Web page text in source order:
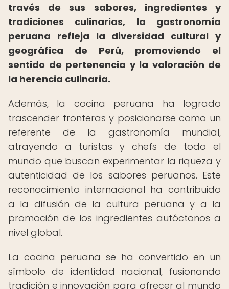
través de sus sabores, ingredientes y
tradiciones culinarias, la gastronomía
peruana refleja la diversidad cultural y
geográfica de Perú, promoviendo el
sentido de pertenencia y la valoración de
la herencia culinaria.
Además, la cocina peruana ha logrado
trascender fronteras y posicionarse como un
referente de la gastronomía mundial,
atrayendo a turistas y chefs de todo el
mundo que buscan experimentar la riqueza y
autenticidad de los sabores peruanos. Este
reconocimiento internacional ha contribuido
a la difusión de la cultura peruana y a la
promoción de los ingredientes autóctonos a
nivel global.
La cocina peruana se ha convertido en un
símbolo de identidad nacional, fusionando
tradición e innovación para ofrecer al mundo